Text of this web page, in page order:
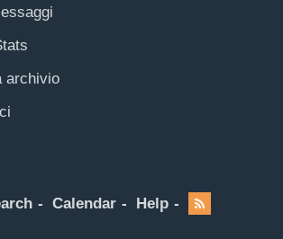
archivio
Calendar Help